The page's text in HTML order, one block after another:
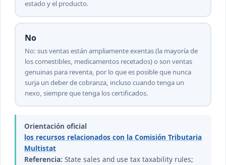
estado y el producto.
No
No: sus ventas están ampliamente exentas (la mayoría de
los comestibles, medicamentos recetados) o son ventas
genuinas para reventa, por lo que es posible que nunca
surja un deber de cobranza, incluso cuando tenga un
nexo, siempre que tenga los certificados.
Orientación oficial
los recursos relacionados con la Comisión Tributaria
Multistat
Referencia: State sales and use tax taxability rules;